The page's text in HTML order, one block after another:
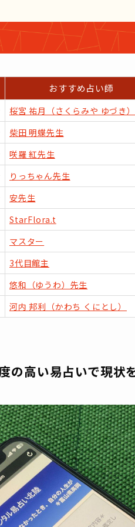
おすすめ占い師
桜宮 祐月（さくらみや ゆづき
柴田 明蝶先生
咲羅 紅先生
りっちゃん先生
安先生
StarFlora.t
マスター
3代目館主
悠和（ゆうわ）先生
河内 邦利（かわち くにとし）
の高い易占いで現状